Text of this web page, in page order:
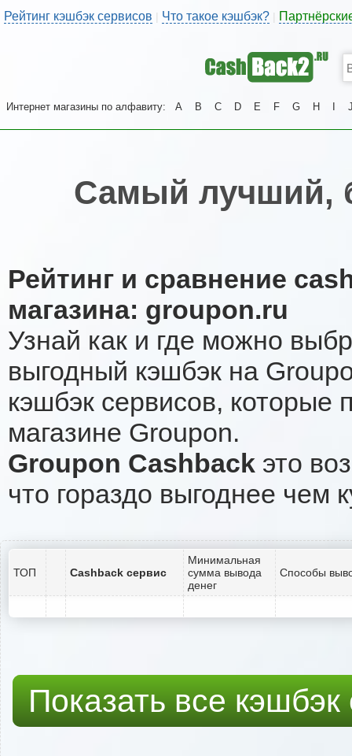
Рейтинг кэшбэк сервисов | Что такое кэшбэк?
Интернет магазины по алфавиту: A B C D E F G H
Самый лучший,
Рейтинг и сравнение
магазина: groupon.ru
Узнай как и где можно
выгодный кэшбэк на
кэшбэк сервисов, которые
магазине Groupon.
Groupon Cashback это
что гораздо выгоднее чем
ТОП Cashback сервис
Минимальная
сумма вывода
денег
Способы
Показать все